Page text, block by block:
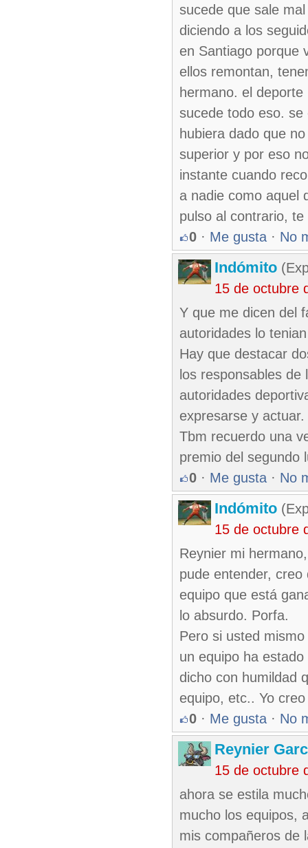
sucede que sale
diciendo a los
en Santiago porque
ellos remontan,
hermano. el
sucede todo eso.
hubiera dado que
superior y por eso
instante cuando
a nadie como aquel
pulso al contrario,
0 · Me gusta · No
Indómito
15 de octubre
Y que me dicen del
autoridades lo
Hay que destacar
los responsables
autoridades
expresarse y actuar.
Tbm recuerdo una
premio del segundo
0 · Me gusta · No
Indómito
15 de octubre
Reynier mi
pude entender,
equipo que está
lo absurdo. Porfa.
Pero si usted
un equipo ha
dicho con humildad
equipo, etc.. Yo
0 · Me gusta · No
Reynier
15 de octubre
ahora se estila
mucho los equipos,
mis compañeros de